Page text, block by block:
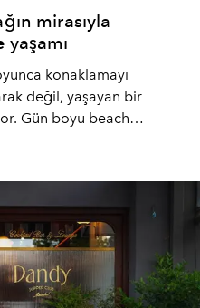
mirasıyla
konaklamayı
değil, yaşayan bir
Gün boyu beach
müzikle buluşturan
buluşuyor.
bu özel
gün batımından
bir deneyim sunuyor.